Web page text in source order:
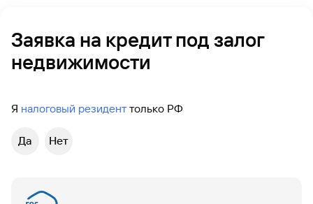
Заявка на кредит под залог
недвижимости
Я налоговый резиденттолько РФ
Да Нет